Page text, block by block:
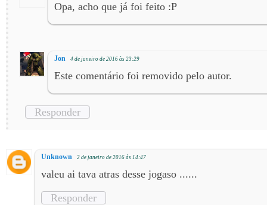
Opa, acho que já foi feito :P
Jon 4 de janeiro de 2016 às 23:29
Este comentário foi removido pelo autor.
Responder
Unknown 2 de janeiro de 2016 às 14:47
valeu ai tava atras desse jogaso ......
Responder